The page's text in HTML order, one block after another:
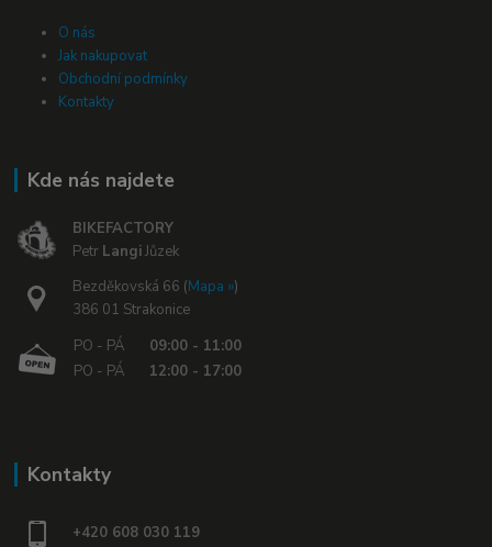
O nás
Jak nakupovat
Obchodní podmínky
Kontakty
Kde nás najdete
BIKEFACTORY
Petr LangiJůzek
Bezděkovská 66 (Mapa »)
386 01 Strakonice
PO - PÁ
09:00 - 11:00
PO - PÁ
12:00 - 17:00
Kontakty
+420 608 030 119